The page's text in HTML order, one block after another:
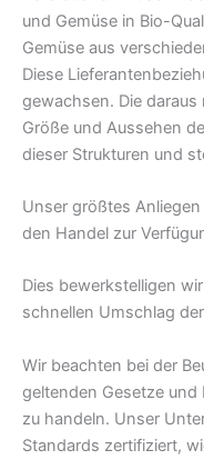
und Gemüse in Bio-
Gemüse aus
Diese
gewachsen. Die daraus
Größe und Aussehen
dieser Strukturen und
Unser größtes
den Handel zur
Dies bewerkstelligen
schnellen Umschlag
Wir beachten bei der
geltenden Gesetze
zu handeln. Unser
Standards zertifiziert,